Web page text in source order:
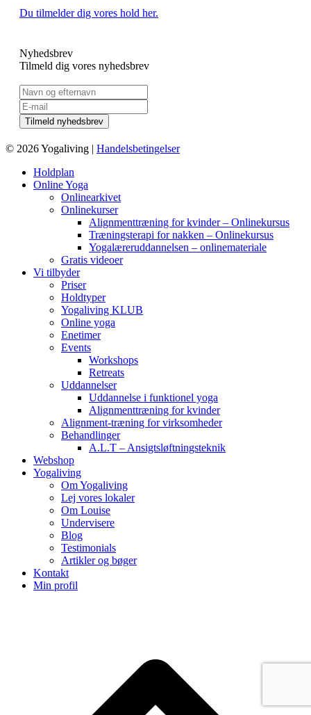
Du tilmelder dig vores hold her.
Nyhedsbrev
Tilmeld dig vores nyhedsbrev
© 2026 Yogaliving | Handelsbetingelser
Holdplan
Online Yoga
Onlinearkivet
Onlinekurser
Alignmenttræning for kvinder – Onlinekursus
Træningsterapi for nakken – Onlinekursus
Yogalæreruddannelsen – onlinemateriale
Gratis videoer
Vi tilbyder
Priser
Holdtyper
Yogaliving KLUB
Online yoga
Enetimer
Events
Workshops
Retreats
Uddannelser
Uddannelse i funktionel yoga
Alignmenttræning for kvinder
Alignment-træning for virksomheder
Behandlinger
A.L.T – Ansigtsløftningsteknik
Webshop
Yogaliving
Om Yogaliving
Lej vores lokaler
Om Louise
Undervisere
Blog
Testimonials
Artikler og bøger
Kontakt
Min profil